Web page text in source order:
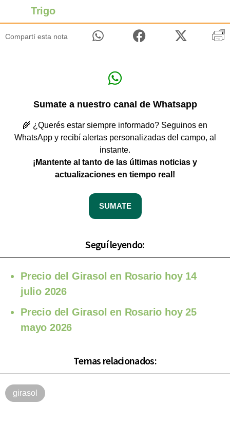
Trigo
Compartí esta nota
Sumate a nuestro canal de Whatsapp
🌾 ¿Querés estar siempre informado? Seguinos en
WhatsApp y recibí alertas personalizadas del campo, al
instante.
¡Mantente al tanto de las últimas noticias y
actualizaciones en tiempo real!
SUMATE
Seguí leyendo:
Precio del Girasol en Rosario hoy 14
julio 2026
Precio del Girasol en Rosario hoy 25
mayo 2026
Temas relacionados:
girasol